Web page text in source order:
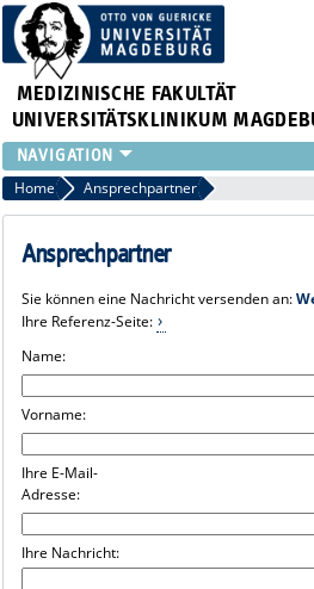
MEDIZINISCHE FAKULTÄT
UNIVERSITÄTSKLINIKUM
INSTITUTE
KLINIKEN
ZENTRALE EINRICHTUNGEN
PRESSE
INTERNATIONAL
INTRANET
Home Ansprechpartner
Ansprechpartner
Sie können eine Nachricht versenden an:
Ihre Referenz-Seite:
Name:
Vorname:
Ihre E-Mail-
Adresse:
Ihre Nachricht: